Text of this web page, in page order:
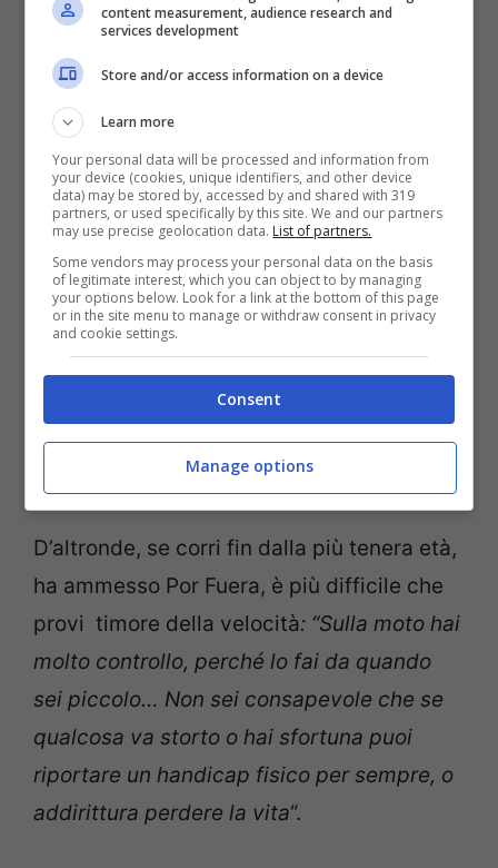
superata, sono stato il primo ad
ammetterlo”.
Lorenzo, una vita dedicata
ai motori
D’altronde, se corri fin dalla più tenera età,
ha ammesso Por Fuera, è più difficile che
provi timore della velocità: “Sulla moto hai
molto controllo, perché lo fai da quando
sei piccolo… Non sei consapevole che se
qualcosa va storto o hai sfortuna puoi
riportare un handicap fisico per sempre, o
addirittura perdere la vita“.
content measurement, audience research and
services development
Store and/or access information on a device
Learn more
Your personal data will be processed and information from
your device (cookies, unique identifiers, and other device
data) may be stored by, accessed by and shared with 319
partners, or used specifically by this site. We and our partners
may use precise geolocation data. List of partners.
Some vendors may process your personal data on the basis
of legitimate interest, which you can object to by managing
your options below. Look for a link at the bottom of this page
or in the site menu to manage or withdraw consent in privacy
and cookie settings.
Consent
Manage options